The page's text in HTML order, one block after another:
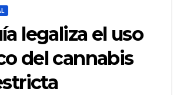
legaliza el uso
del cannabis